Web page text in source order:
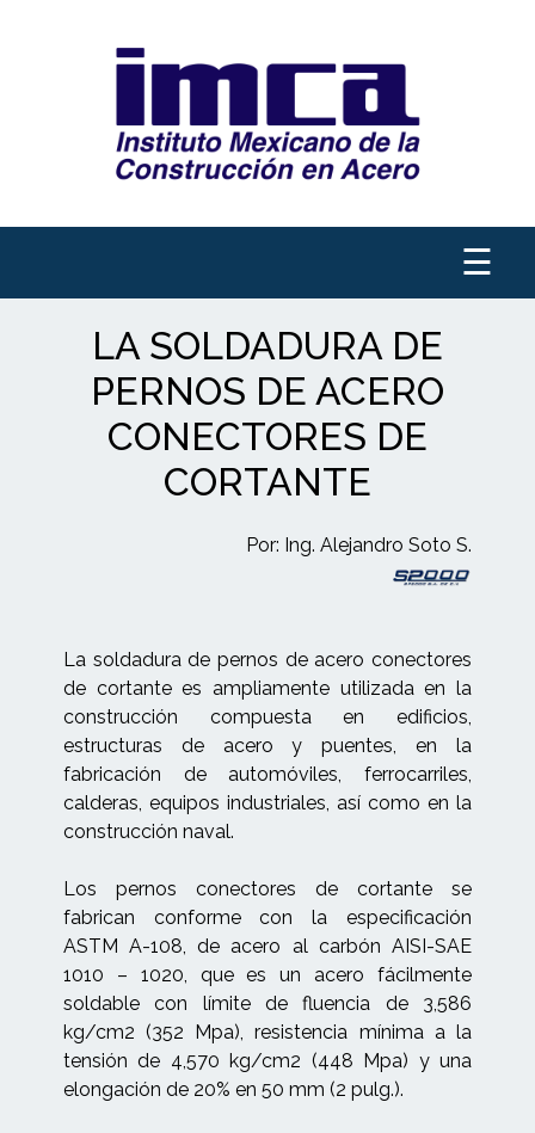
☰
LA SOLDADURA DE
PERNOS DE ACERO
CONECTORES DE
CORTANTE
Por: Ing. Alejandro Soto S.
La soldadura de pernos de acero conectores
de cortante es ampliamente utilizada en la
construcción compuesta en edificios,
estructuras de acero y puentes, en la
fabricación de automóviles, ferrocarriles,
calderas, equipos industriales, así como en la
construcción naval.
Los pernos conectores de cortante se
fabrican conforme con la especificación
ASTM A-108, de acero al carbón AISI-SAE
1010 – 1020, que es un acero fácilmente
soldable con límite de fluencia de 3,586
kg/cm2 (352 Mpa), resistencia mínima a la
tensión de 4,570 kg/cm2 (448 Mpa) y una
elongación de 20% en 50 mm (2 pulg.).